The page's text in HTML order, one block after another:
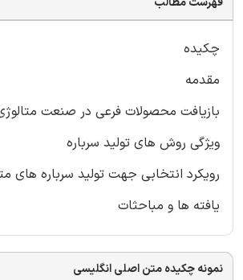
چکیده
مقدمه
بازیافت محصولات فرعی در صنعت
ویژگی روش های تولید سرباره
رویکرد انتخابی جهت تولید سرباره های
یافته ها و مباحثات
نمونه چکیده متن اصلی انگلیسی